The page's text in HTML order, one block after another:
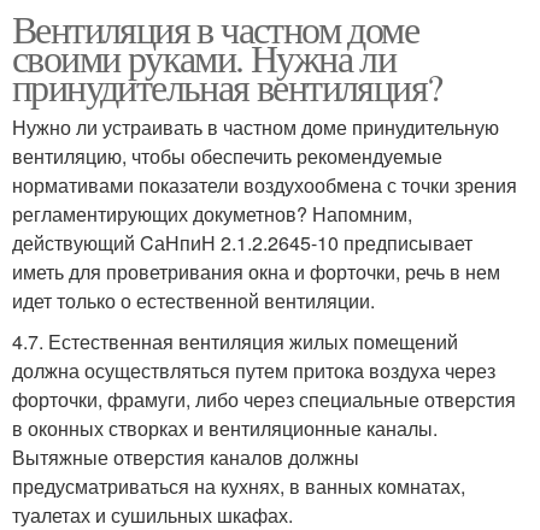
Вентиляция в частном доме
своими руками. Нужна ли
принудительная вентиляция?
Нужно ли устраивать в частном доме принудительную
вентиляцию, чтобы обеспечить рекомендуемые
нормативами показатели воздухообмена с точки зрения
регламентирующих докуметнов? Напомним,
действующий CаНпиН 2.1.2.2645-10 предписывает
иметь для проветривания окна и форточки, речь в нем
идет только о естественной вентиляции.
4.7. Естественная вентиляция жилых помещений
должна осуществляться путем притока воздуха через
форточки, фрамуги, либо через специальные отверстия
в оконных створках и вентиляционные каналы.
Вытяжные отверстия каналов должны
предусматриваться на кухнях, в ванных комнатах,
туалетах и сушильных шкафах.